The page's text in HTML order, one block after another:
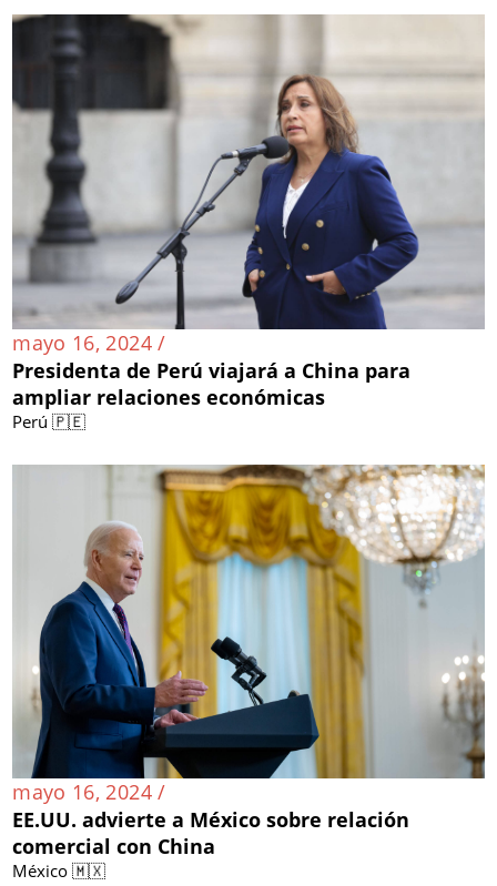
mayo 16, 2024 /
Presidenta de Perú viajará a China para
ampliar relaciones económicas
Perú 🇵🇪
mayo 16, 2024 /
EE.UU. advierte a México sobre relación
comercial con China
México 🇲🇽